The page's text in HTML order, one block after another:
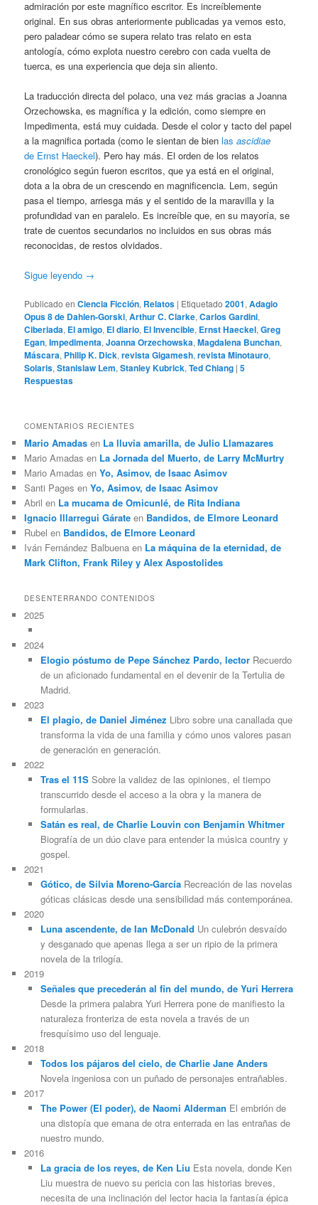
admiración por este magnífico escritor. Es increíblemente
original. En sus obras anteriormente publicadas ya vemos esto,
pero paladear cómo se supera relato tras relato en esta
antología, cómo explota nuestro cerebro con cada vuelta de
tuerca, es una experiencia que deja sin aliento.
La traducción directa del polaco, una vez más gracias a Joanna
Orzechowska, es magnífica y la edición, como siempre en
Impedimenta, está muy cuidada. Desde el color y tacto del papel
a la magnifica portada (como le sientan de bienlasascidiae
de Ernst Haeckel). Pero hay más. El orden de los relatos
cronológico según fueron escritos, que ya está en el original,
dota a la obra de un crescendo en magnificencia. Lem, según
pasa el tiempo, arriesga más y el sentido de la maravilla y la
profundidad van en paralelo. Es increíble que, en su mayoría, se
trate de cuentos secundarios no incluidos en sus obras más
reconocidas, de restos olvidados.
Sigue leyendo →
Publicado en Ciencia Ficción, Relatos | Etiquetado 2001,Adagio
Opus 8 de Dahlen-Gorski,Arthur C. Clarke,Carlos Gardini,
Ciberiada, El amigo, El diario, El Invencible, Ernst Haeckel,Greg
Egan,Impedimenta,Joanna Orzechowska,Magdalena Bunchan,
Máscara, Philip K. Dick,revista Gigamesh,revista Minotauro,
Solaris,Stanislaw Lem,Stanley Kubrick,Ted Chiang |5
Respuestas
COMENTARIOS RECIENTES
Mario Amadas en La lluvia amarilla, de Julio Llamazares
Mario Amadas en La Jornada del Muerto, de Larry McMurtry
Mario Amadas enYo, Asimov, de Isaac Asimov
Santi Pages enYo, Asimov, de Isaac Asimov
Abril en La mucama de Omicunlé, de Rita Indiana
Ignacio Illarregui Gárate en Bandidos, de Elmore Leonard
Rubel en Bandidos, de Elmore Leonard
Iván Fernández Balbuena en La máquina de la eternidad, de
Mark Clifton, Frank Riley y Alex Aspostolides
DESENTERRANDO CONTENIDOS
2025
2024
Elogio póstumo de Pepe Sánchez Pardo, lectorRecuerdo
de un aficionado fundamental en el devenir de la Tertulia de
Madrid.
2023
El plagio, de Daniel Jiménez Libro sobre una canallada que
transforma la vida de una familia y cómo unos valores pasan
de generación en generación.
2022
Tras el 11SSobre la validez de las opiniones, el tiempo
transcurrido desde el acceso a la obra y la manera de
formularlas.
Satán es real, de Charlie Louvin con Benjamin Whitmer
Biografía de un dúo clave para entender la música country y
gospel.
2021
Gótico, de Silvia Moreno-GarcíaRecreación de las novelas
góticas clásicas desde una sensibilidad más contemporánea.
2020
Luna ascendente, de Ian McDonald Un culebrón desvaído
y desganado que apenas llega a ser un ripio de la primera
novela de la trilogía.
2019
Señales que precederán al fin del mundo, de Yuri Herrera
Desde la primera palabra Yuri Herrera pone de manifiesto la
naturaleza fronteriza de esta novela a través de un
fresquísimo uso del lenguaje.
2018
Todos los pájaros del cielo, de Charlie Jane Anders
Novela ingeniosa con un puñado de personajes entrañables.
2017
The Power (El poder), de Naomi Alderman El embrión de
una distopía que emana de otra enterrada en las entrañas de
nuestro mundo.
2016
La gracia de los reyes, de Ken Liu Esta novela, donde Ken
Liu muestra de nuevo su pericia con las historias breves,
necesita de una inclinación del lector hacia la fantasía épica